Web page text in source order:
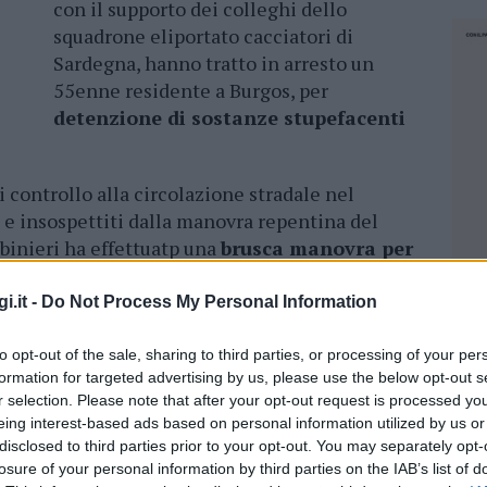
- Do Not Process My Personal Information
opt-out of the sale, sharing to third parties, or processing of your
for targeted advertising by us, please use the below opt-out
selection. Please note that after your opt-out request is processed
interest-based ads based on personal information utilized by us
to third parties prior to your opt-out. You may separately
of your personal information by third parties on the IAB’s list of
con il supporto dei colleghi dello
squadrone eliportato cacciatori di
Sardegna, hanno tratto in arresto un
55enne residente a Burgos, per
detenzione di sostanze stupefacenti
alla circolazione stradale nel
insospettiti dalla manovra repentina del
ha effettuatp unabrusca manovra per
che ha terminato la propria corsa in
di uno scatolone bianco con scritto “pane
I carabinieri controllando l’auto, hanno
identico al precedente e con la medesima
del pane carasau c’erano cinque buste